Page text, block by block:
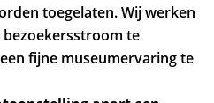
toegelaten. Wij werken
te
fijne museumervaring te